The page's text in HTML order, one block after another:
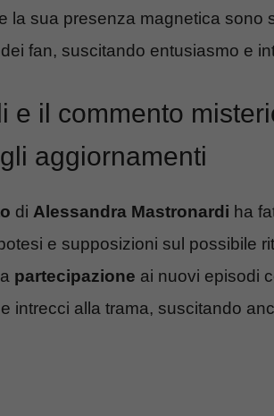
e la sua presenza magnetica sono
fan, suscitando entusiasmo e
il commento
aggiornamenti
di Alessandra Mastronardi ha
e supposizioni sul possibile
partecipazione ai nuovi episodi
intrecci alla trama, suscitando